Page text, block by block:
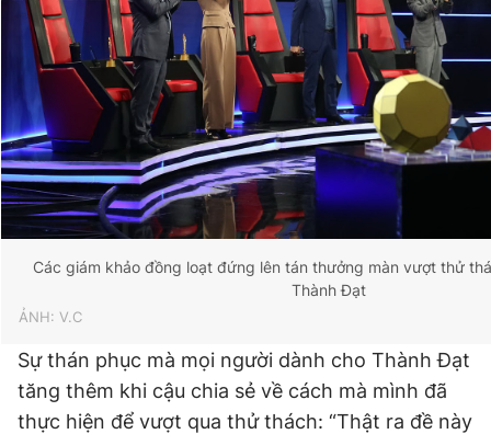
Các giám khảo đồng loạt đứng lên tán thưởng màn vượt thử
Thành Đạt
ẢNH: V.C
Sự thán phục mà mọi người dành cho Thành Đạt
tăng thêm khi cậu chia sẻ về cách mà mình đã
thực hiện để vượt qua thử thách: “Thật ra đề này